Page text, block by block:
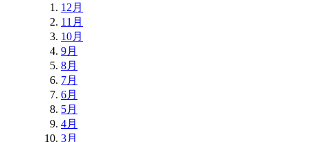
12月
11月
10月
9月
8月
7月
6月
5月
4月
3月